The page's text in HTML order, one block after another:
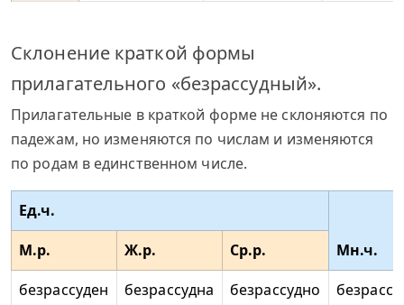
Склонение краткой формы
прилагательного «безрассудный».
Прилагательные в краткой форме не склоняются по
падежам, но изменяются по числам и изменяются
по родам в единственном числе.
Ед.ч.
Мн.ч.
М.р. Ж.р.
Ср.р.
безрассуден
безрассудна безрассудно